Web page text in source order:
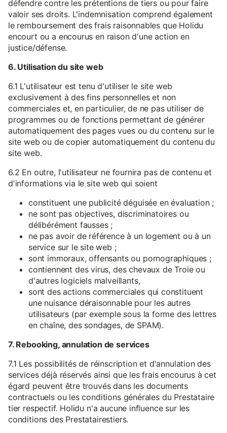
défendre contre les prétentions de tiers ou pour faire
valoir ses droits. L'indemnisation comprend également
le remboursement des frais raisonnables que Holidu
encourt ou a encourus en raison d'une action en
justice/défense.
6. Utilisation du site web
6.1 L'utilisateur est tenu d'utiliser le site web
exclusivement à des fins personnelles et non
commerciales et, en particulier, de ne pas utiliser de
programmes ou de fonctions permettant de générer
automatiquement des pages vues ou du contenu sur le
site web ou de copier automatiquement du contenu du
site web.
6.2 En outre, l'utilisateur ne fournira pas de contenu et
d'informations via le site web qui soient
constituent une publicité déguisée en évaluation ;
ne sont pas objectives, discriminatoires ou
délibérément fausses ;
ne pas avoir de référence à un logement ou à un
service sur le site web ;
sont immoraux, offensants ou pornographiques ;
contiennent des virus, des chevaux de Troie ou
d'autres logiciels malveillants,
sont des actions commerciales qui constituent
une nuisance déraisonnable pour les autres
utilisateurs (par exemple sous la forme des lettres
en chaîne, des sondages, de SPAM).
7. Rebooking, annulation de services
7.1 Les possibilités de réinscription et d'annulation des
services déjà réservés ainsi que les frais encourus à cet
égard peuvent être trouvés dans les documents
contractuels ou les conditions générales du Prestataire
tier respectif. Holidu n'a aucune influence sur les
conditions des Prestatairestiers.